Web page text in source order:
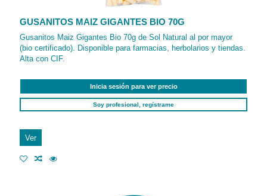
GUSANITOS MAIZ GIGANTES BIO 70G
Gusanitos Maiz Gigantes Bio 70g de Sol Natural al por mayor
(bio certificado). Disponible para farmacias, herbolarios y tiendas.
Alta con CIF.
Inicia sesión para ver precio
Soy profesional, regístrame
Ver